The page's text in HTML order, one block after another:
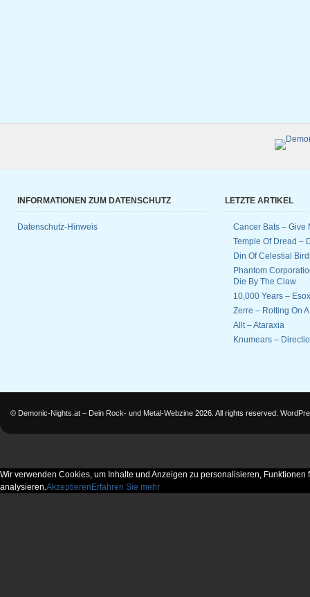
INFORMATIONEN ZUM DATENSCHUTZ
Datenschutz-Hinweis
LETZTE ARTIKEL
Cancer Bats – Give
Temple Of Dread –
Din Of Celestial
Phantom
Die By The Claw
10,000 Years –
Zerre – Rotting On
Allt – Ataraxia
Knumears –
© Demonic-Nights.at – Dein Rock- und Metal-Webzine 2026. All rights reserved.
Wir verwenden Cookies, um Inhalte und Anzeigen zu personalisieren,
analysieren.Akzeptieren Erfahren Sie mehr